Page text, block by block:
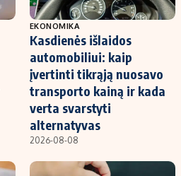
EKONOMIKA
Kasdienės išlaidos
automobiliui: kaip
įvertinti tikrąją nuosavo
transporto kainą ir kada
verta svarstyti
alternatyvas
2026-08-08